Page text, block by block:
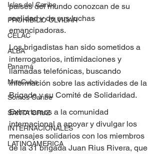
Islas del Caribe
PROHIBIDO OLVIDAR
CELAC
ALBA
Panamá
MasCuba
Somos Caribe
SANTA CRUZ
INTERNACIONALES
LATINOAMERICA
países del mundo conozcan de su
realidad y de sus luchas
emancipadoras.
Los brigadistas han sido sometidos a
interrogatorios, intimidaciones y
llamadas telefónicas, buscando
información sobre las actividades de la
Brigada y su Comité de Solidaridad.
Exhortamos a la comunidad
internacional a apoyar y divulgar los
mensajes solidarios con los miembros
de la 31 brigada Juan Rius Rivera, que